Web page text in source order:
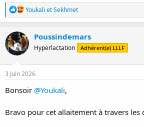
R
é
a
c
t
i
n
s
Youkali etSekhmet
Poussindemars
Hyperlactation Adhérent(e) LLLF
3 Juin 2026
Bonsoir @Youkali,
Bravo pour cet allaitement à travers les